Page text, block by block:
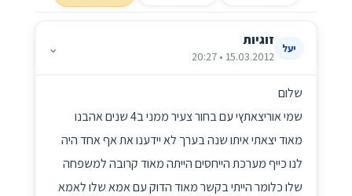
יעל זוגיות
15.03.2012 • 20:27
⌄
שלום
שמי אוריצאתץי עם בחור צעיר ממני ב4 שנים אהבנו
מאוד יצאתי איתו שנה בערך לא יידענו את אף אחד היה
לנו כייף מערכת הייחסים הייתה מאוד קרובה למשפחה
שלו כלומר הייתי בקשר מאוד הדוק עם אמא שלו לאמא